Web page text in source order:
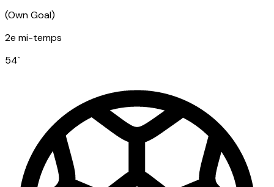
(Own Goal)
2e mi-temps
54`